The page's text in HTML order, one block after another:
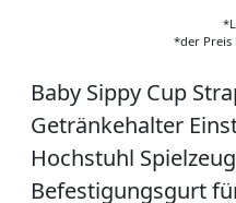
*der Preis
Baby Sippy Cup
Getränkehalter
Hochstuhl
Befestigungsgurt